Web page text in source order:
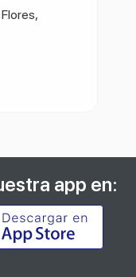
app en: